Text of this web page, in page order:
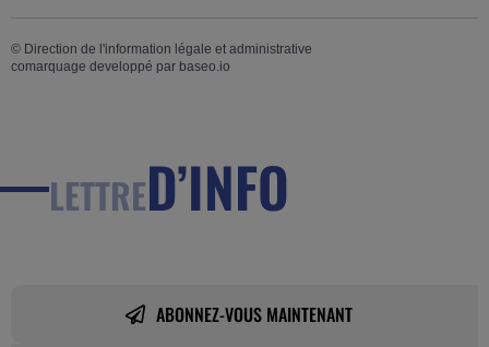
© Direction de l'information légale et administrative
comarquage developpé par baseo.io
LETTRED’INFO
ABONNEZ-VOUS MAINTENANT